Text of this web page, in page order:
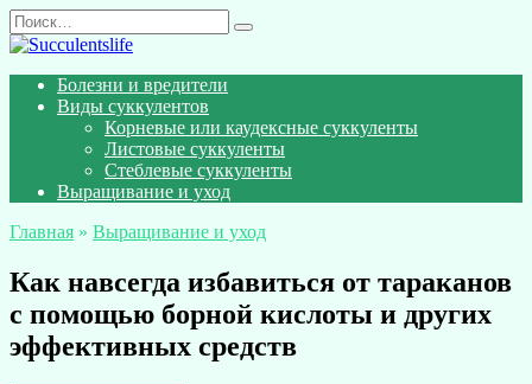
Перейти
к
Search
for:
Болезни и вредители
Виды суккулентов
Корневые или каудексные суккуленты
Листовые суккуленты
Стеблевые суккуленты
Выращивание и уход
Главная » Выращивание и уход
Как навсегда избавиться от тараканов
с помощью борной кислоты и других
эффективных средств